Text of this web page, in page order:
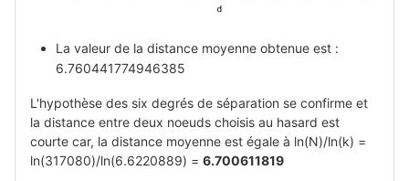
La valeur de la distance moyenne obtenue est :
6.760441774946385
L'hypothèse des six degrés de séparation se confirme et
la distance entre deux noeuds choisis au hasard est
courte car, la distance moyenne est égale à ln(N)/ln(k) =
ln(317080)/ln(6.6220889) = 6.700611819